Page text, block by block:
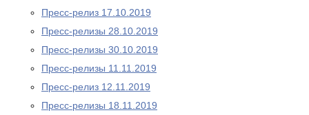
Пресс-релиз 17.10.2019
Пресс-релизы 28.10.2019
Пресс-релизы 30.10.2019
Пресс-релизы 11.11.2019
Пресс-релиз 12.11.2019
Пресс-релизы 18.11.2019